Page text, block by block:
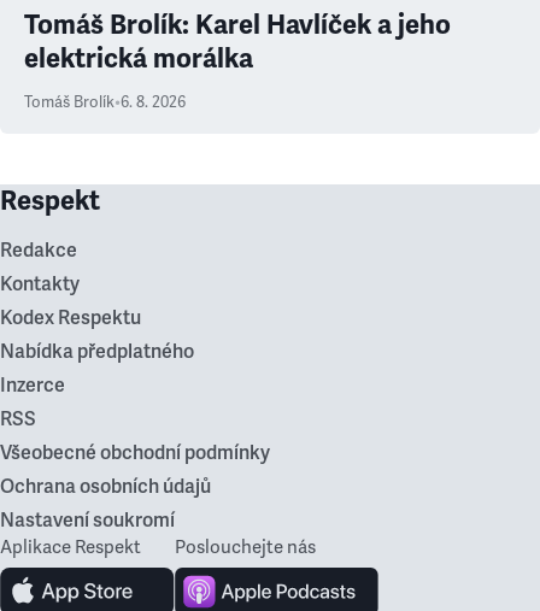
Tomáš Brolík: Karel Havlíček a jeho
elektrická morálka
Tomáš Brolík•6. 8. 2026
Respekt
Redakce
Kontakty
Kodex Respektu
Nabídka předplatného
Inzerce
RSS
Všeobecné obchodní podmínky
Ochrana osobních údajů
Nastavení soukromí
Aplikace Respekt Poslouchejte nás